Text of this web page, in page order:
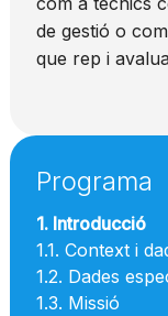
de gestió o
que rep i
Programa
1. Introducció
1.1. Context i
1.2. Dades
1.3. Missió